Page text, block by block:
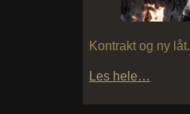
Kontrakt og ny låt.
Les hele…